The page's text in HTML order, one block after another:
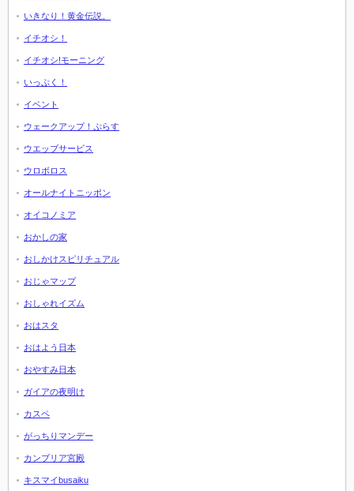
いきなり！黄金伝説。
イチオシ！
イチオシ!モーニング
いっぷく！
イベント
ウェークアップ！ぷらす
ウエッブサービス
ウロボロス
オールナイトニッポン
オイコノミア
おかしの家
おしかけスピリチュアル
おじゃマップ
おしゃれイズム
おはスタ
おはよう日本
おやすみ日本
ガイアの夜明け
カスペ
がっちりマンデー
カンブリア宮殿
キスマイbusaiku